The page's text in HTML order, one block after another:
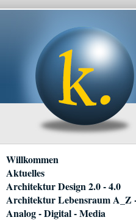
Navigation
überspringen
Willkommen
Aktuelles
Architektur Design 2.0 - 4.0
Architektur Lebensraum A_Z
Analog - Digital - Media